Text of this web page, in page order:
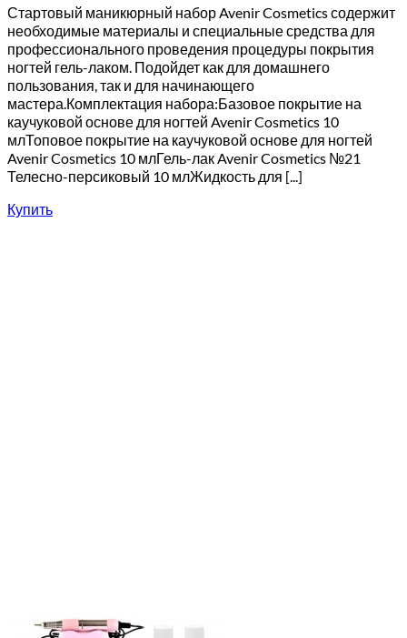
Стартовый маникюрный набор Avenir Cosmetics содержит
необходимые материалы и специальные средства для
профессионального проведения процедуры покрытия
ногтей гель-лаком. Подойдет как для домашнего
пользования, так и для начинающего
мастера.Комплектация набора:Базовое покрытие на
каучуковой основе для ногтей Avenir Cosmetics 10
млТоповое покрытие на каучуковой основе для ногтей
Avenir Cosmetics 10 млГель-лак Avenir Cosmetics №21
Телесно-персиковый 10 млЖидкость для [...]
Купить